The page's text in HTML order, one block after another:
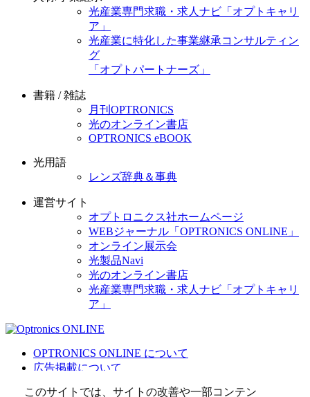
このサイトでは、サイトの改善や一部コンテン
光産業専門求職・求人ナビ「オプトキャリ
ア」
光産業に特化した事業継承コンサルティン
グ
「オプトパートナーズ」
書籍 / 雑誌
月刊OPTRONICS
光のオンライン書店
OPTRONICS eBOOK
光用語
レンズ辞典＆事典
運営サイト
オプトロニクス社ホームページ
WEBジャーナル「OPTRONICS ONLINE」
オンライン展示会
光製品Navi
光のオンライン書店
光産業専門求職・求人ナビ「オプトキャリ
ア」
OPTRONICS ONLINE について
広告掲載について